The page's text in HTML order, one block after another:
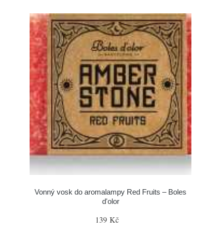
Vonný vosk do aromalampy Red Fruits – Boles
d'olor
139 Kč